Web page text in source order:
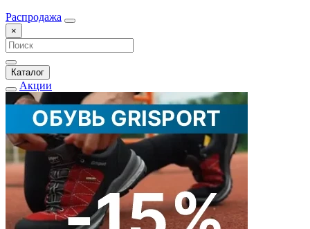
Распродажа
×
Каталог
Акции